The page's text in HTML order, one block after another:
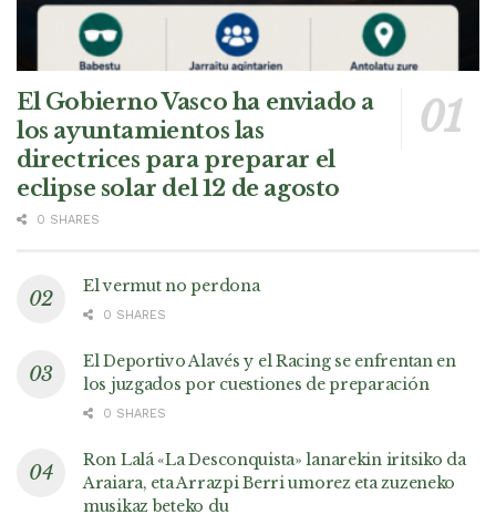
El Gobierno Vasco ha enviado a
los ayuntamientos las
directrices para preparar el
eclipse solar del 12 de agosto
0 SHARES
El vermut no perdona
0 SHARES
El Deportivo Alavés y el Racing se enfrentan en
los juzgados por cuestiones de preparación
0 SHARES
Ron Lalá «La Desconquista» lanarekin iritsiko da
Araiara, eta Arrazpi Berri umorez eta zuzeneko
musikaz beteko du